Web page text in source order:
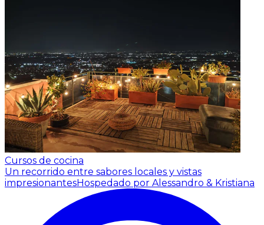
Cursos de cocina
Un recorrido entre sabores locales y vistas
impresionantesHospedado por Alessandro & Kristiana